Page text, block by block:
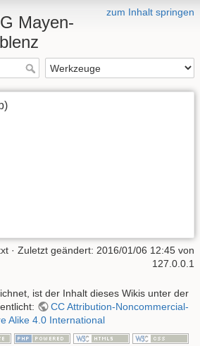
zum Inhalt springen
Mayen-
· Zuletzt geändert: 2016/01/06 12:45 von
127.0.0.1
ist der Inhalt dieses Wikis unter der
CC Attribution-Noncommercial-
Alike 4.0 International